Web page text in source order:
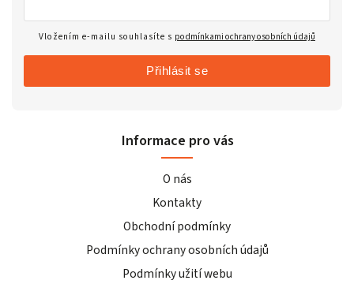
Vložením e-mailu souhlasíte s podmínkami ochrany osobních údajů
Přihlásit se
Informace pro vás
O nás
Kontakty
Obchodní podmínky
Podmínky ochrany osobních údajů
Podmínky užití webu